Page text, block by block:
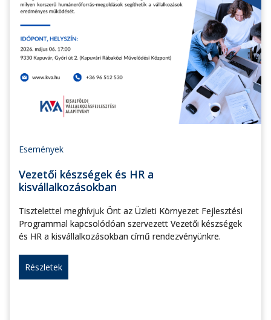
Események
Vezetői készségek és HR a
kisvállalkozásokban
Tisztelettel meghívjuk Önt az Üzleti Környezet Fejlesztési
Programmal kapcsolódóan szervezett Vezetői készségek
és HR a kisvállalkozásokban című rendezvényünkre.
Részletek